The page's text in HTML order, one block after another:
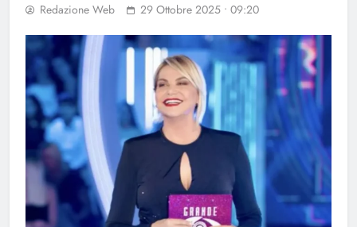
Redazione Web 29 Ottobre 2025 • 09:20